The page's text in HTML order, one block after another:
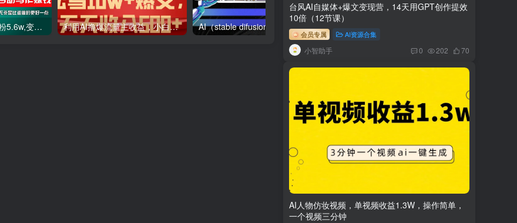
利用AI插件2个月涨粉5.6w,变现6w,一键生成,即使你不懂技术,也能轻松上手 利用AI撸爆流量主收益，小白也能轻松写10W 爆款文章，轻松日入500 AI（stable difusion ControlNet）绘画进阶课程 办公场景 全面提升工作效率
台风AI自媒体+爆文变现营，14天用GPT创作提效
10倍（12节课）
会员专属 AI资源合集
小智助手 0 202 70
AI人物仿妆视频，单视频收益1.3W，操作简单，
一个视频三分钟